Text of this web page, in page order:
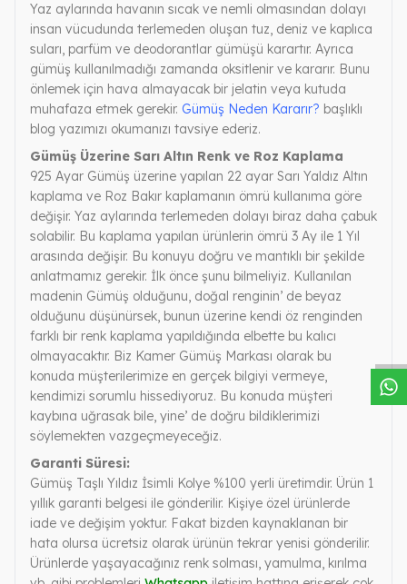
Yaz aylarında havanın sıcak ve nemli olmasından dolayı
insan vücudunda terlemeden oluşan tuz, deniz ve kaplıca
suları, parfüm ve deodorantlar gümüşü karartır. Ayrıca
gümüş kullanılmadığı zamanda oksitlenir ve kararır. Bunu
önlemek için hava almayacak bir jelatin veya kutuda
muhafaza etmek gerekir. Gümüş Neden Kararır? başlıklı
blog yazımızı okumanızı tavsiye ederiz.
Gümüş Üzerine Sarı Altın Renk ve Roz Kaplama
925 Ayar Gümüş üzerine yapılan 22 ayar Sarı Yaldız Altın
kaplama ve Roz Bakır kaplamanın ömrü kullanıma göre
değişir. Yaz aylarında terlemeden dolayı biraz daha çabuk
solabilir. Bu kaplama yapılan ürünlerin ömrü 3 Ay ile 1 Yıl
arasında değişir. Bu konuyu doğru ve mantıklı bir şekilde
anlatmamız gerekir. İlk önce şunu bilmeliyiz. Kullanılan
madenin Gümüş olduğunu, doğal renginin’ de beyaz
olduğunu düşünürsek, bunun üzerine kendi öz renginden
farklı bir renk kaplama yapıldığında elbette bu kalıcı
olmayacaktır. Biz Kamer Gümüş Markası olarak bu
konuda müşterilerimize en gerçek bilgiyi vermeye,
kendimizi sorumlu hissediyoruz. Bu konuda müşteri
kaybına uğrasak bile, yine’ de doğru bildiklerimizi
söylemekten vazgeçmeyeceğiz.
Garanti Süresi:
Gümüş Taşlı Yıldız İsimli Kolye %100 yerli üretimdir. Ürün 1
yıllık garanti belgesi ile gönderilir. Kişiye özel ürünlerde
iade ve değişim yoktur. Fakat bizden kaynaklanan bir
hata olursa ücretsiz olarak ürünün tekrar yenisi gönderilir.
Ürünlerde yaşayacağınız renk solması, yamulma, kırılma